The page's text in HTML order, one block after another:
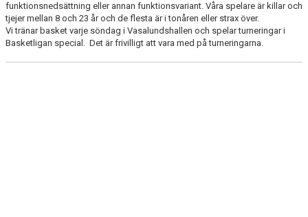
DOKUMENT
funktionsnedsättning eller annan funktionsvariant. Våra spelare är killar och
tjejer mellan 8 och 23 år och de flesta är i tonåren eller strax över.
Vi tränar basket varje söndag i Vasalundshallen och spelar turneringar i
Basketligan special. Det är frivilligt att vara med på turneringarna.